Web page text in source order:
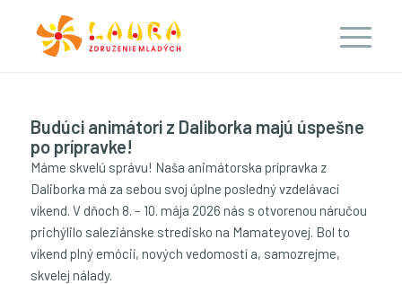
Budúci animátori z Daliborka majú úspešne
po prípravke!
Máme skvelú správu! Naša animátorska prípravka z
Daliborka má za sebou svoj úplne posledný vzdelávací
víkend. V dňoch 8. – 10. mája 2026 nás s otvorenou náručou
prichýlilo saleziánske stredisko na Mamateyovej. Bol to
víkend plný emócií, nových vedomostí a, samozrejme,
skvelej nálady.